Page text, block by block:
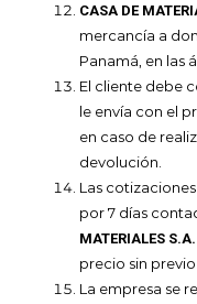
CASA DE
mercancía a
Panamá, en las
El cliente debe
le envía con el
en caso de
devolución.
Las
por 7 días
MATERIALES S.A.
precio sin previo
La empresa se